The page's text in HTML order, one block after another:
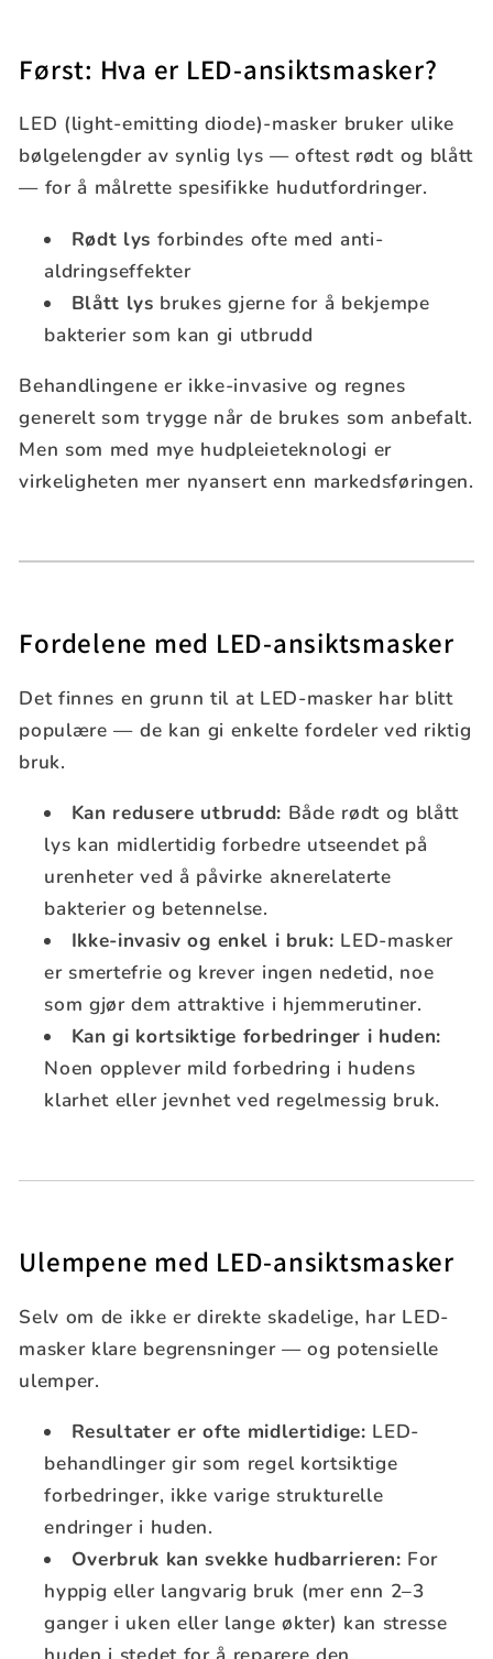
Først: Hva er LED-ansiktsmasker?
LED (light-emitting diode)-masker bruker ulike
bølgelengder av synlig lys — oftest rødt og blått
— for å målrette spesifikke hudutfordringer.
Rødt lys forbindes ofte med anti-
aldringseffekter
Blått lys brukes gjerne for å bekjempe
bakterier som kan gi utbrudd
Behandlingene er ikke-invasive og regnes
generelt som trygge når de brukes som anbefalt.
Men som med mye hudpleieteknologi er
virkeligheten mer nyansert enn markedsføringen.
Fordelene med LED-ansiktsmasker
Det finnes en grunn til at LED-masker har blitt
populære — de kan gi enkelte fordeler ved riktig
bruk.
Kan redusere utbrudd: Både rødt og blått
lys kan midlertidig forbedre utseendet på
urenheter ved å påvirke aknerelaterte
bakterier og betennelse.
Ikke-invasiv og enkel i bruk: LED-masker
er smertefrie og krever ingen nedetid, noe
som gjør dem attraktive i hjemmerutiner.
Kan gi kortsiktige forbedringer i huden:
Noen opplever mild forbedring i hudens
klarhet eller jevnhet ved regelmessig bruk.
Ulempene med LED-ansiktsmasker
Selv om de ikke er direkte skadelige, har LED-
masker klare begrensninger — og potensielle
ulemper.
Resultater er ofte midlertidige: LED-
behandlinger gir som regel kortsiktige
forbedringer, ikke varige strukturelle
endringer i huden.
Overbruk kan svekke hudbarrieren: For
hyppig eller langvarig bruk (mer enn 2–3
ganger i uken eller lange økter) kan stresse